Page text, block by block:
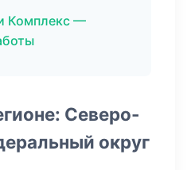
Комплекс —
Северо-
округ